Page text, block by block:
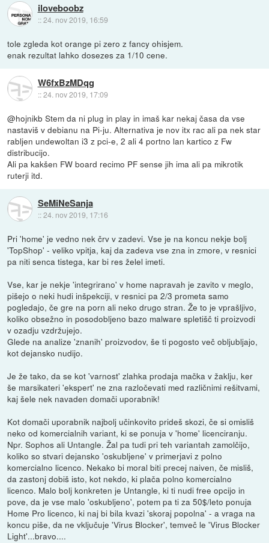
iloveboobz
::24. nov 2019, 16:59
tole zgleda kot orange pi zero z fancy ohisjem.
enak rezultat lahko dosezes za 1/10 cene.
W6fxBzMDqg
::24. nov 2019, 17:09
@hojnikb Stem da ni plug in play in imaš kar nekaj časa da vse
nastaviš v debianu na Pi-ju. Alternativa je nov itx rac ali pa nek star
rabljen undewoltan i3 z pci-e, 2 ali 4 portno lan kartico z Fw
distribucijo.
Ali pa kakšen FW board recimo PF sense jih ima ali pa mikrotik
ruterji itd.
SeMiNeSanja
::24. nov 2019, 17:16
Pri 'home' je vedno nek črv v zadevi. Vse je na koncu nekje bolj
'TopShop' - veliko vpitja, kaj da zadeva vse zna in zmore, v resnici
pa niti senca tistega, kar bi res želel imeti.
Vse, kar je nekje 'integrirano' v home napravah je zavito v meglo,
pišejo o neki hudi inšpekciji, v resnici pa 2/3 prometa samo
pogledajo, če gre na porn ali neko drugo stran. Že to je vprašljivo,
koliko obsežno in posodobljeno bazo malware spletišč ti proizvodi
v ozadju vzdržujejo.
Glede na analize 'znanih' proizvodov, še ti pogosto več obljubljajo,
kot dejansko nudijo.
Je že tako, da se kot 'varnost' zlahka prodaja mačka v žaklju, ker
še marsikateri 'ekspert' ne zna razločevati med različnimi rešitvami,
kaj šele nek navaden domači uporabnik!
Kot domači uporabnik najbolj učinkovito prideš skozi, če si omisliš
neko od komercialnih variant, ki se ponuja v 'home' licenciranju.
Npr. Sophos ali Untangle. Žal pa tudi pri teh variantah zamolčijo,
koliko so stvari dejansko 'oskubljene' v primerjavi z polno
komercialno licenco. Nekako bi moral biti precej naiven, če misliš,
da zastonj dobiš isto, kot nekdo, ki plača polno komercialno
licenco. Malo bolj konkreten je Untangle, ki ti nudi free opcijo in
pove, da je vse malo 'oskubljeno', potem pa ti za 50$/leto ponuja
Home Pro licenco, ki naj bi bila kvazi 'skoraj popolna' - a vraga na
koncu piše, da ne vključuje 'Virus Blocker', temveč le 'Virus Blocker
Light'...bravo....